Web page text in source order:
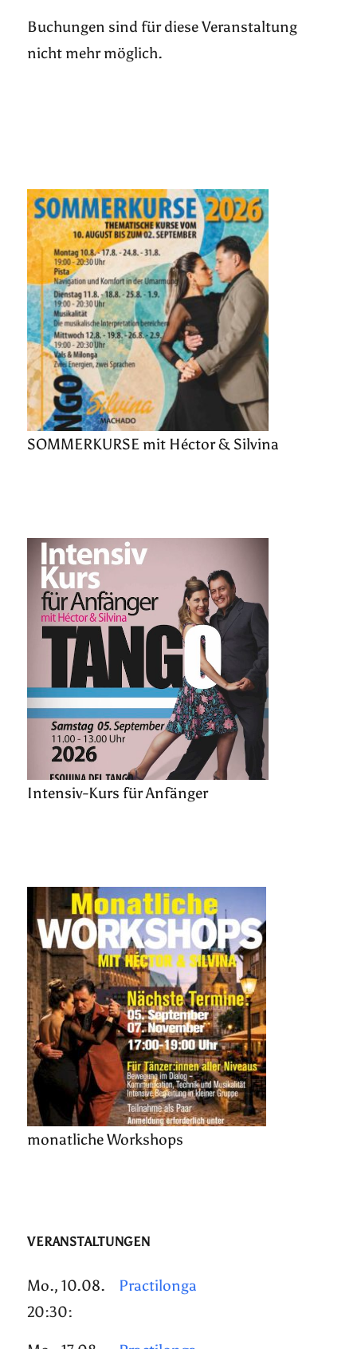
Buchungen sind für diese Veranstaltung
nicht mehr möglich.
SOMMERKURSE mit Héctor & Silvina
Intensiv-Kurs für Anfänger
monatliche Workshops
VERANSTALTUNGEN
Mo., 10.08.
20:30:
Practilonga